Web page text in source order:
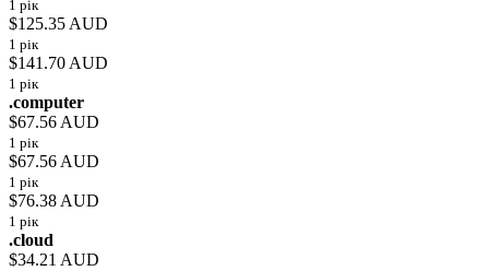
1 рік
$125.35 AUD
1 рік
$141.70 AUD
1 рік
.computer
$67.56 AUD
1 рік
$67.56 AUD
1 рік
$76.38 AUD
1 рік
.cloud
$34.21 AUD